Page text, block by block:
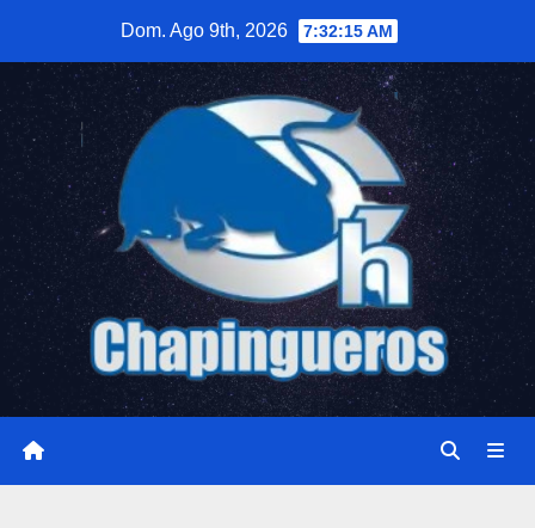
contenido
Dom. Ago 9th, 2026 7:32:16 AM